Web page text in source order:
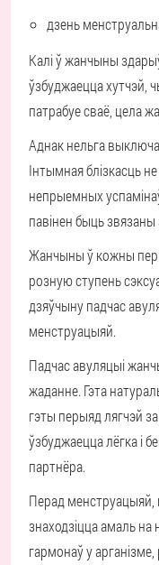
дзень
Калі ў жанчыны
ўзбуджаецца хутчэй,
патрабуе сваё, цела
Аднак нельга
Інтымная блізкасць
непрыемных
павінен быць
Жанчыны ў кожны
розную ступень
дзяўчыну падчас
менструацыяй.
Падчас авуляцыі
жаданне. Гэта
гэты перыяд лягчэй
ўзбуджаецца лёгка і
партнёра.
Перад менструацыяй,
знаходзіцца амаль
гармонаў у